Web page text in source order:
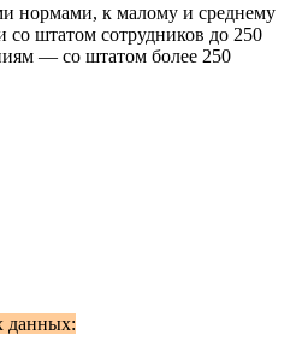
нормами, к малому и среднему
со штатом сотрудников до 250
— со штатом более 250
данных: